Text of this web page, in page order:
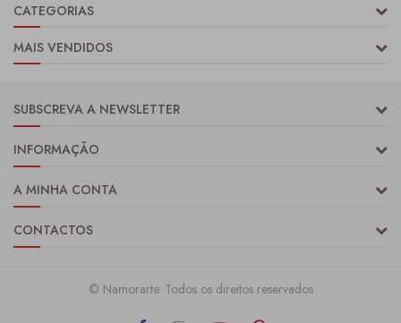
CATEGORIAS
MAIS VENDIDOS
SUBSCREVA A NEWSLETTER
INFORMAÇÃO
A MINHA CONTA
CONTACTOS
© Namorarte. Todos os direitos reservados